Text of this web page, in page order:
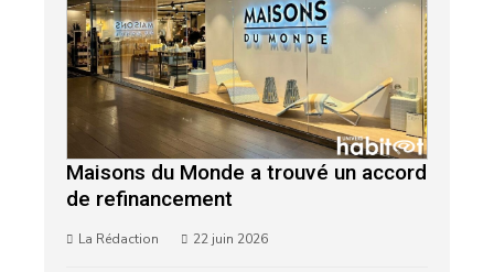
Maisons du Monde a trouvé un accord
de refinancement
La Rédaction 22 juin 2026